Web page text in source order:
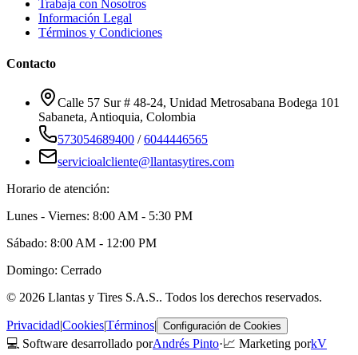
Trabaja con Nosotros
Información Legal
Términos y Condiciones
Contacto
Calle 57 Sur # 48-24, Unidad Metrosabana Bodega 101
Sabaneta, Antioquia, Colombia
573054689400 /6044446565
servicioalcliente@llantasytires.com
Horario de atención:
Lunes - Viernes: 8:00 AM - 5:30 PM
Sábado: 8:00 AM - 12:00 PM
Domingo: Cerrado
© 2026 Llantas y Tires S.A.S.. Todos los derechos reservados.
Privacidad|Cookies|Términos| Configuración de Cookies
💻 Software desarrollado porAndrés Pinto·📈 Marketing porkV